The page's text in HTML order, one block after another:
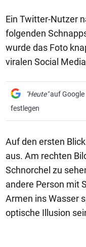
Ein Twitter-Nutzer
folgenden
wurde das Foto
viralen Social
"Heute"auf Google
festlegen
Auf den ersten
aus. Am rechten
Schnorchel zu
andere Person mit
Armen ins Wasser
optische Illusion